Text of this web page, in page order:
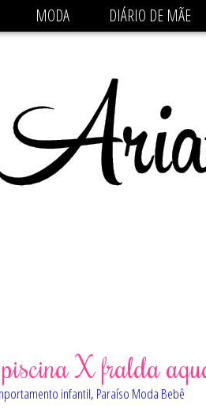
1470782825684808'
MODA DIÁRIO DE MÃE
X fralda
infantil, Paraíso Moda Bebê